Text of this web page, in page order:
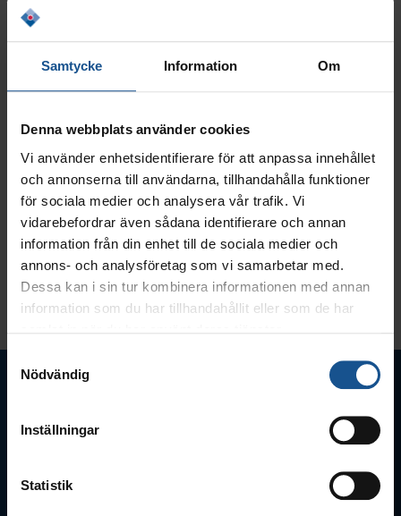
Samtycke Information Om
Denna webbplats använder cookies
Vi använder enhetsidentifierare för att anpassa innehållet
och annonserna till användarna, tillhandahålla funktioner
för sociala medier och analysera vår trafik. Vi
vidarebefordrar även sådana identifierare och annan
information från din enhet till de sociala medier och
annons- och analysföretag som vi samarbetar med.
Dessa kan i sin tur kombinera informationen med annan
information som du har tillhandahållit eller som de har
Nödvändig
Inställningar
Statistik
Vi hoppas att ni uppskattar vår uppdatering i Mina
Sidor!
Bild: Stock Photo
LÄS MER OM MICROWEB MINA SIDOR